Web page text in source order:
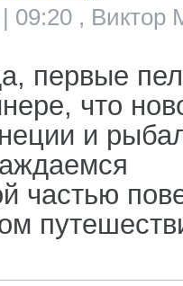
09:20 , Виктор
первые
что
и
частью